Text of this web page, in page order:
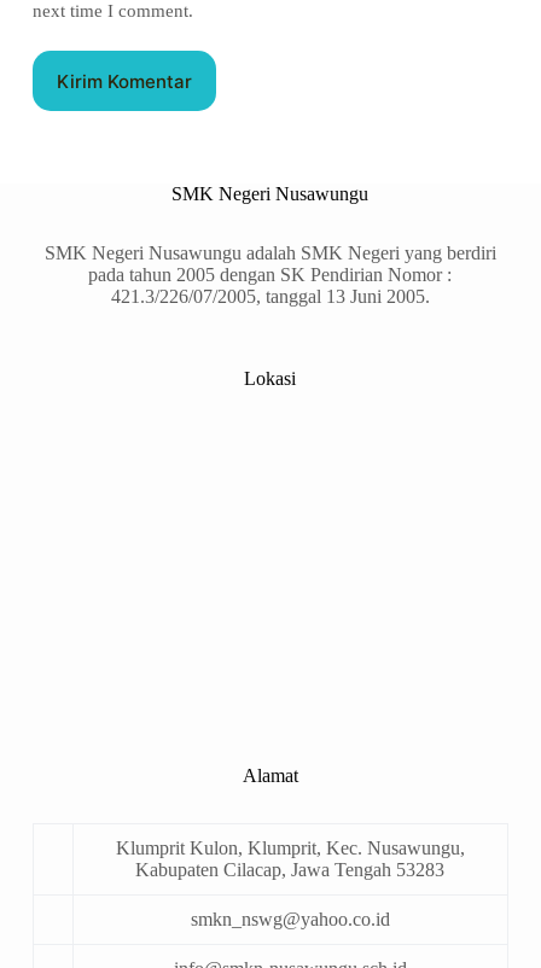
next time I comment.
Kirim Komentar
SMK Negeri Nusawungu
SMK Negeri Nusawungu adalah SMK Negeri yang berdiri
pada tahun 2005 dengan SK Pendirian Nomor :
421.3/226/07/2005, tanggal 13 Juni 2005.
Lokasi
Alamat
Klumprit Kulon, Klumprit, Kec. Nusawungu,
Kabupaten Cilacap, Jawa Tengah 53283
smkn_nswg@yahoo.co.id